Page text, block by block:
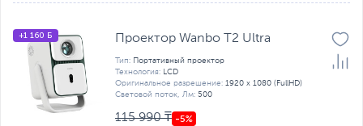
+1 160 Б Проектор Wanbo T2 Ultra
Тип: Портативный проектор
Технология: LCD
Оригинальное разрешение: 1920 x 1080 (FullHD)
Световой поток, Лм: 500
115 990 ₸